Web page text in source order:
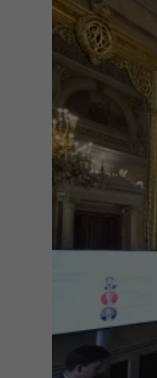
Zweck
Name
Anbieter